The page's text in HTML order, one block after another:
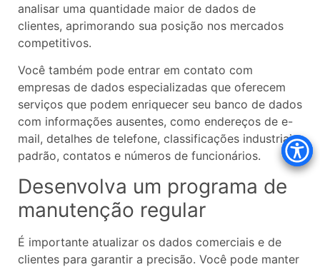
analisar uma quantidade maior de dados de
clientes, aprimorando sua posição nos mercados
competitivos.
Você também pode entrar em contato com
empresas de dados especializadas que oferecem
serviços que podem enriquecer seu banco de dados
com informações ausentes, como endereços de e-
mail, detalhes de telefone, classificações industriais
padrão, contatos e números de funcionários.
Desenvolva um programa de
manutenção regular
É importante atualizar os dados comerciais e de
clientes para garantir a precisão. Você pode manter